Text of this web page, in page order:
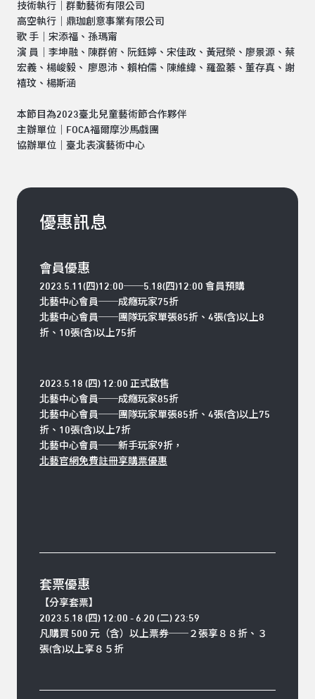
技術執行｜群動藝術有限公司
高空執行｜鼎珈創意事業有限公司
歌 手｜宋添福、孫瑪甯
演 員｜李坤融、陳群俯、阮鈺婷、宋佳政、黃冠榮、廖景源、蔡
宏義、楊峻毅、 廖恩沛、賴柏儒、陳維緯、羅盈蓁、董存真、謝
禧玟、楊斯涵
本節目為2023臺北兒童藝術節合作夥伴
主辦單位｜FOCA福爾摩沙馬戲團
協辦單位｜臺北表演藝術中心
優惠訊息
會員優惠
2023.5.11(四)12:00──5.18(四)12:00 會員預購
北藝中心會員──成癮玩家75折
北藝中心會員──團隊玩家單張85折、4張(含)以上8
折、10張(含)以上75折
2023.5.18 (四) 12:00 正式啟售
北藝中心會員──成癮玩家85折
北藝中心會員──團隊玩家單張85折、4張(含)以上75
折、10張(含)以上7折
北藝中心會員──新手玩家9折，
北藝官網免費註冊享購票優惠
套票優惠
【分享套票】
2023.5.18 (四) 12:00 - 6.20 (二) 23:59
凡購買 500 元（含）以上票券── ２ 張享 ８８ 折、 ３
張(含)以上享 ８５ 折